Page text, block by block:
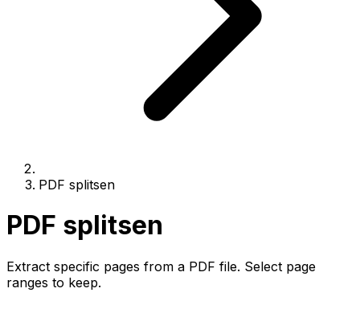
PDF splitsen
PDF splitsen
Extract specific pages from a PDF file. Select page
ranges to keep.